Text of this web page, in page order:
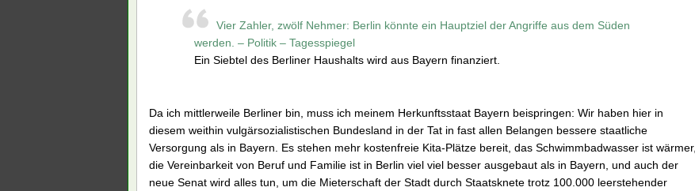
Vier Zahler, zwölf Nehmer: Berlin könnte ein Hauptziel der Angriffe aus dem Süden
werden. – Politik – Tagesspiegel
Ein Siebtel des Berliner Haushalts wird aus Bayern finanziert.
Da ich mittlerweile Berliner bin, muss ich meinem Herkunftsstaat Bayern beispringen: Wir haben hier in
diesem weithin vulgärsozialistischen Bundesland in der Tat in fast allen Belangen bessere staatliche
Versorgung als in Bayern. Es stehen mehr kostenfreie Kita-Plätze bereit, das Schwimmbadwasser ist wärmer,
die Vereinbarkeit von Beruf und Familie ist in Berlin viel viel besser ausgebaut als in Bayern, und auch der
neue Senat wird alles tun, um die Mieterschaft der Stadt durch Staatsknete trotz 100.000 leerstehender